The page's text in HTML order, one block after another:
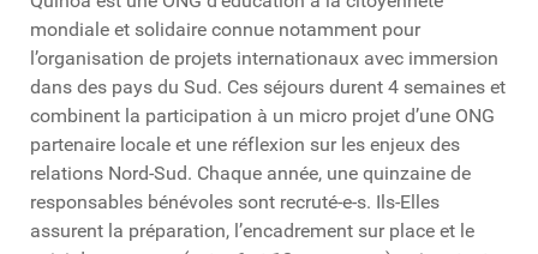
mondiale et solidaire connue notamment pour
l’organisation de projets internationaux avec immersion
dans des pays du Sud. Ces séjours durent 4 semaines et
combinent la participation à un micro projet d’une ONG
partenaire locale et une réflexion sur les enjeux des
relations Nord-Sud. Chaque année, une quinzaine de
responsables bénévoles sont recruté-e-s. Ils-Elles
assurent la préparation, l’encadrement sur place et le